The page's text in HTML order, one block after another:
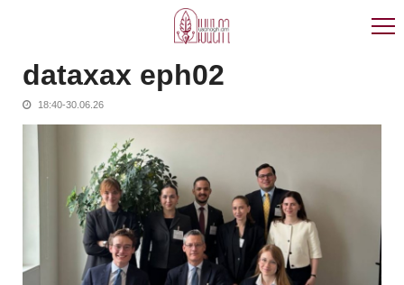
dataxax eph02
18:40-30.06.26